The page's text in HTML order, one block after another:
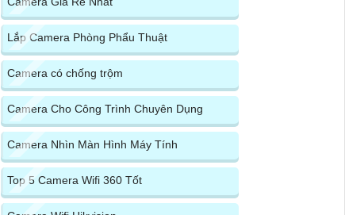
Lắp Camera Phòng Phẩu Thuật
Camera có chống trộm
Camera Cho Công Trình Chuyên Dụng
Camera Nhìn Màn Hình Máy Tính
Top 5 Camera Wifi 360 Tốt